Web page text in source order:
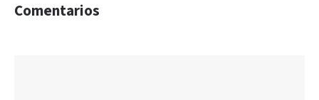
Comentarios